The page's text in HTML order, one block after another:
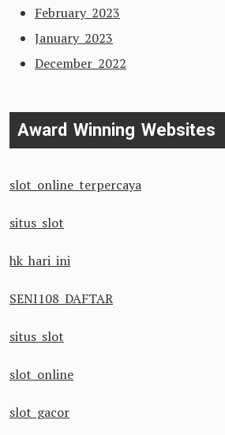
February 2023
January 2023
December 2022
Award Winning Websites
slot online terpercaya
situs slot
hk hari ini
SENI108 DAFTAR
situs slot
slot online
slot gacor